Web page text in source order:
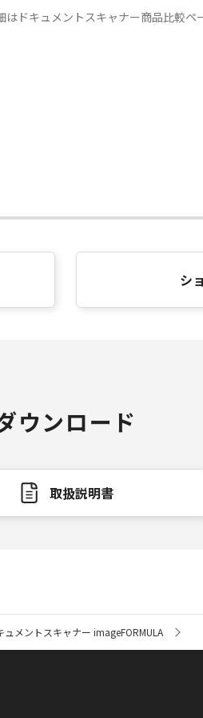
ドキュメントスキャナー商品比較ペ
シ
ウンロード
取扱説明書
ュメントスキャナー imageFORMULA